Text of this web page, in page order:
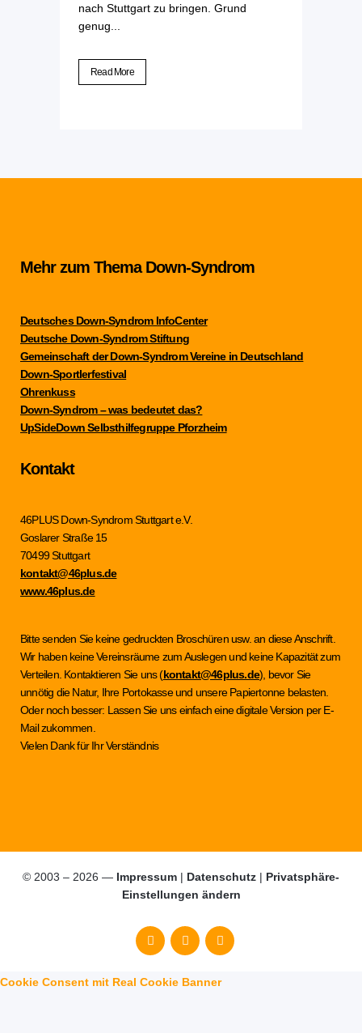
nach Stuttgart zu bringen. Grund
genug...
Read More
Mehr zum Thema Down-Syndrom
Deutsches Down-Syndrom InfoCenter
Deutsche Down-Syndrom Stiftung
Gemeinschaft der Down-Syndrom Vereine in Deutschland
Down-Sportlerfestival
Ohrenkuss
Down-Syndrom – was bedeutet das?
UpSideDown Selbsthilfegruppe Pforzheim
Kontakt
46PLUS Down-Syndrom Stuttgart e.V.
Goslarer Straße 15
70499 Stuttgart
kontakt@46plus.de
www.46plus.de
Bitte senden Sie keine gedruckten Broschüren usw. an diese Anschrift.
Wir haben keine Vereinsräume zum Auslegen und keine Kapazität zum
Verteilen. Kontaktieren Sie uns (kontakt@46plus.de), bevor Sie
unnötig die Natur, Ihre Portokasse und unsere Papiertonne belasten.
Oder noch besser: Lassen Sie uns einfach eine digitale Version per E-
Mail zukommen.
Vielen Dank für Ihr Verständnis
© 2003 – 2026 — Impressum | Datenschutz | Privatsphäre-
Einstellungen ändern
Cookie Consent mit Real Cookie Banner